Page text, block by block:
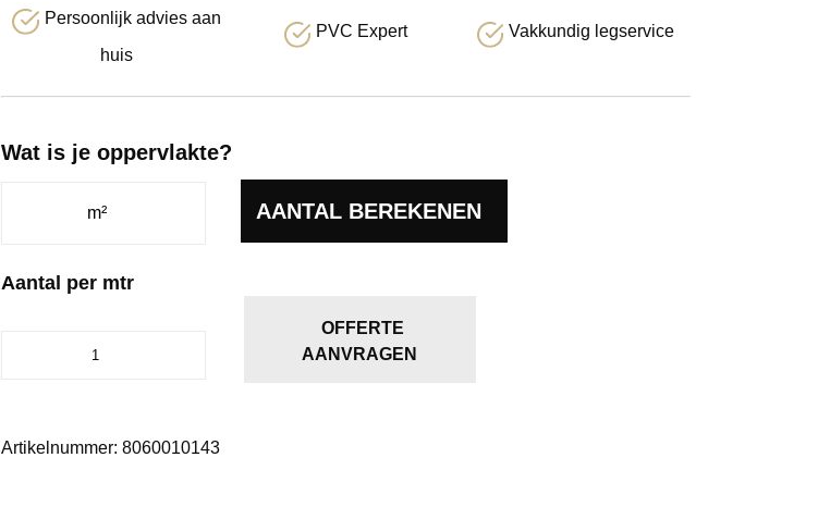
Persoonlijk advies aan
huis
PVC Expert Vakkundig legservice
Wat is je oppervlakte?
AANTAL BEREKENEN
Aantal per mtr
OFFERTE
AANVRAGEN
Artikelnummer:8060010143